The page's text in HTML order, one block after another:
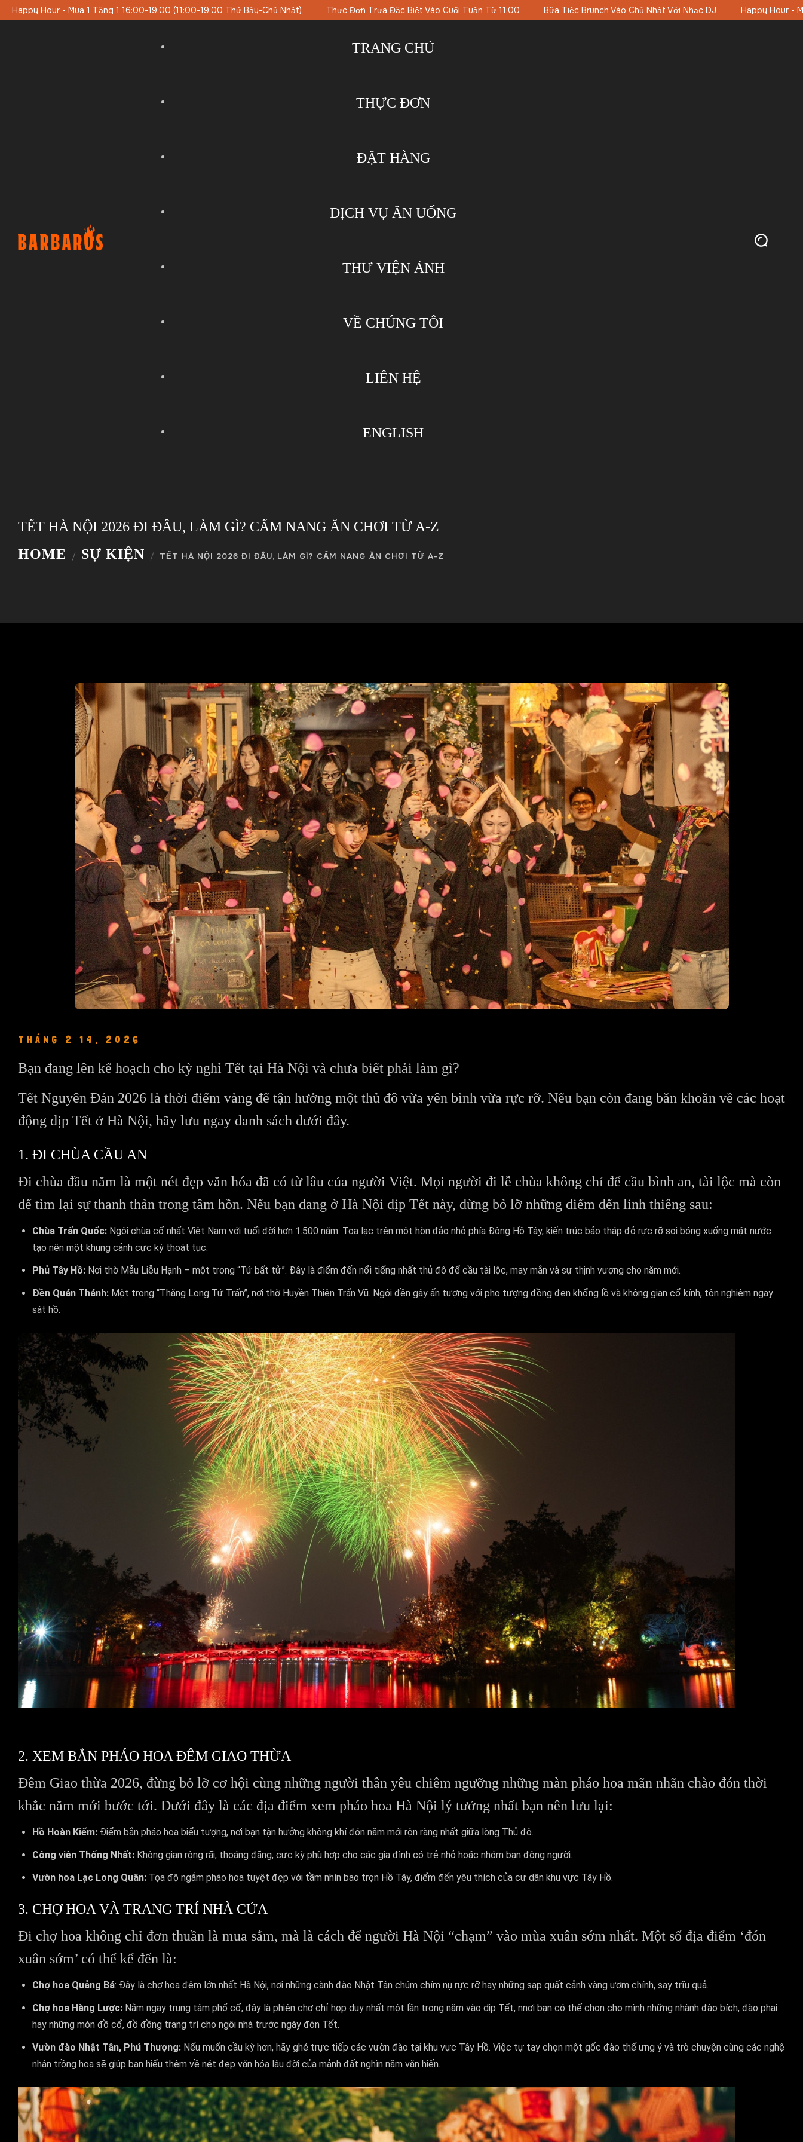
19:00 Thứ Bảy-Chủ Nhật) Thực Đơn Trưa Đặc Biệt Vào Cuối Tuần Từ 11:00 Bữa Tiệc Brunch Vào Chủ Nhật Với Nhạc DJ Happy Hour - Mua 1 Tặng 1 16:00-19:00 (11:00-19:00 Thứ
TRANG CHỦ
THỰC ĐƠN
ĐẶT HÀNG
DỊCH VỤ ĂN UỐNG
THƯ VIỆN ẢNH
VỀ CHÚNG TÔI
LIÊN HỆ
ENGLISH
TẾT HÀ NỘI 2026 ĐI ĐÂU, LÀM GÌ? CẨM NANG ĂN CHƠI TỪ A-Z
HOME
SỰ KIỆN TẾT HÀ NỘI 2026 ĐI ĐÂU, LÀM GÌ? CẨM NANG ĂN CHƠI TỪ A-Z
THÁNG 2 14, 2026
Bạn đang lên kế hoạch cho kỳ nghỉ Tết tại Hà Nội và chưa biết phải làm gì?
Tết Nguyên Đán 2026 là thời điểm vàng để tận hưởng một thủ đô vừa yên bình vừa rực rỡ. Nếu bạn còn đang băn khoăn về các hoạt
động dịp Tết ở Hà Nội, hãy lưu ngay danh sách dưới đây.
1. ĐI CHÙA CẦU AN
Đi chùa đầu năm là một nét đẹp văn hóa đã có từ lâu của người Việt. Mọi người đi lễ chùa không chỉ để cầu bình an, tài lộc mà còn
để tìm lại sự thanh thản trong tâm hồn. Nếu bạn đang ở Hà Nội dịp Tết này, đừng bỏ lỡ những điểm đến linh thiêng sau:
Chùa Trấn Quốc: Ngôi chùa cổ nhất Việt Nam với tuổi đời hơn 1.500 năm. Tọa lạc trên một hòn đảo nhỏ phía Đông Hồ Tây, kiến trúc bảo tháp đỏ rực rỡ soi bóng xuống mặt nước
tạo nên một khung cảnh cực kỳ thoát tục.
Phủ Tây Hồ: Nơi thờ Mẫu Liễu Hạnh – một trong “Tứ bất tử”. Đây là điểm đến nổi tiếng nhất thủ đô để cầu tài lộc, may mắn và sự thịnh vượng cho năm mới.
Đền Quán Thánh: Một trong “Thăng Long Tứ Trấn”, nơi thờ Huyền Thiên Trấn Vũ. Ngôi đền gây ấn tượng với pho tượng đồng đen khổng lồ và không gian cổ kính, tôn nghiêm ngay
sát hồ.
2. XEM BẮN PHÁO HOA ĐÊM GIAO THỪA
Đêm Giao thừa 2026, đừng bỏ lỡ cơ hội cùng những người thân yêu chiêm ngưỡng những màn pháo hoa mãn nhãn chào đón thời
khắc năm mới bước tới. Dưới đây là các địa điểm xem pháo hoa Hà Nội lý tưởng nhất bạn nên lưu lại:
Hồ Hoàn Kiếm: Điểm bắn pháo hoa biểu tượng, nơi bạn tận hưởng không khí đón năm mới rộn ràng nhất giữa lòng Thủ đô.
Công viên Thống Nhất: Không gian rộng rãi, thoáng đãng, cực kỳ phù hợp cho các gia đình có trẻ nhỏ hoặc nhóm bạn đông người.
Vườn hoa Lạc Long Quân: Tọa độ ngắm pháo hoa tuyệt đẹp với tầm nhìn bao trọn Hồ Tây, điểm đến yêu thích của cư dân khu vực Tây Hồ.
3. CHỢ HOA VÀ TRANG TRÍ NHÀ CỬA
Đi chợ hoa không chỉ đơn thuần là mua sắm, mà là cách để người Hà Nội “chạm” vào mùa xuân sớm nhất. Một số địa điểm ‘đón
xuân sớm’ có thể kể đến là:
Chợ hoa Quảng Bá: Đây là chợ hoa đêm lớn nhất Hà Nội, nơi những cành đào Nhật Tân chúm chím nụ rực rỡ hay những sạp quất cảnh vàng ươm chính, say trĩu quả.
Chợ hoa Hàng Lược: Nằm ngay trung tâm phố cổ, đây là phiên chợ chỉ họp duy nhất một lần trong năm vào dịp Tết, nnơi bạn có thể chọn cho mình những nhành đào bích, đào phai
hay những món đồ cổ, đồ đồng trang trí cho ngôi nhà trước ngày đón Tết.
Vườn đào Nhật Tân, Phú Thượng: Nếu muốn cầu kỳ hơn, hãy ghé trực tiếp các vườn đào tại khu vực Tây Hồ. Việc tự tay chọn một gốc đào thế ưng ý và trò chuyện cùng các nghệ
nhân trồng hoa sẽ giúp bạn hiểu thêm về nét đẹp văn hóa lâu đời của mảnh đất nghìn năm văn hiến.